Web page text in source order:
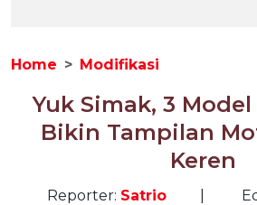
Home Modifikasi
Yuk Simak, 3
Bikin Tampilan
Keren
Reporter: Satrio